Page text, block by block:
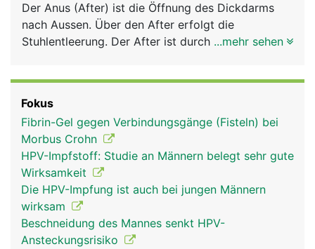
News
Rubriken
Der Anus (After) ist die Öffnung des Dickdarms
nach Aussen. Über den After erfolgt die
Stuhlentleerung. Der After ist durch zwei
kontrollierbaren) äusseren Afterschliessmuskel. In
der Übergangszone zwischen Darmschleimhaut
und äusserer Haut befindet sich die sogenannte
Hämorrhoidalzone, ein Venengeflecht, das
zusammen mit den beiden Ringmuskeln den
Enddarm abdichtet.
...mehr sehen
Fokus
Fibrin-Gel gegen Verbindungsgänge (Fisteln) bei
Morbus Crohn
HPV-Impfstoff: Studie an Männern belegt sehr gute
Wirksamkeit
Die HPV-Impfung ist auch bei jungen Männern
wirksam
Beschneidung des Mannes senkt HPV-
Ansteckungsrisiko